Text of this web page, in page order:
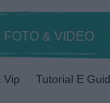
FOTO & VIDEO
Vip Tutorial E